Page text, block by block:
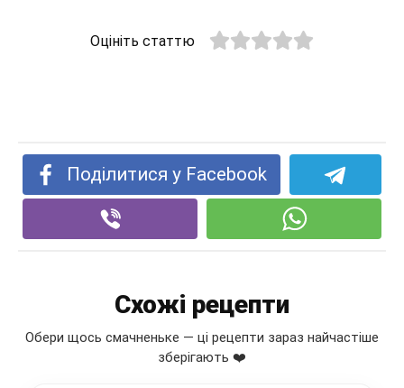
Оцініть статтю
Поділитися у Facebook
Схожі рецепти
Обери щось смачненьке — ці рецепти зараз найчастіше
зберігають ❤️